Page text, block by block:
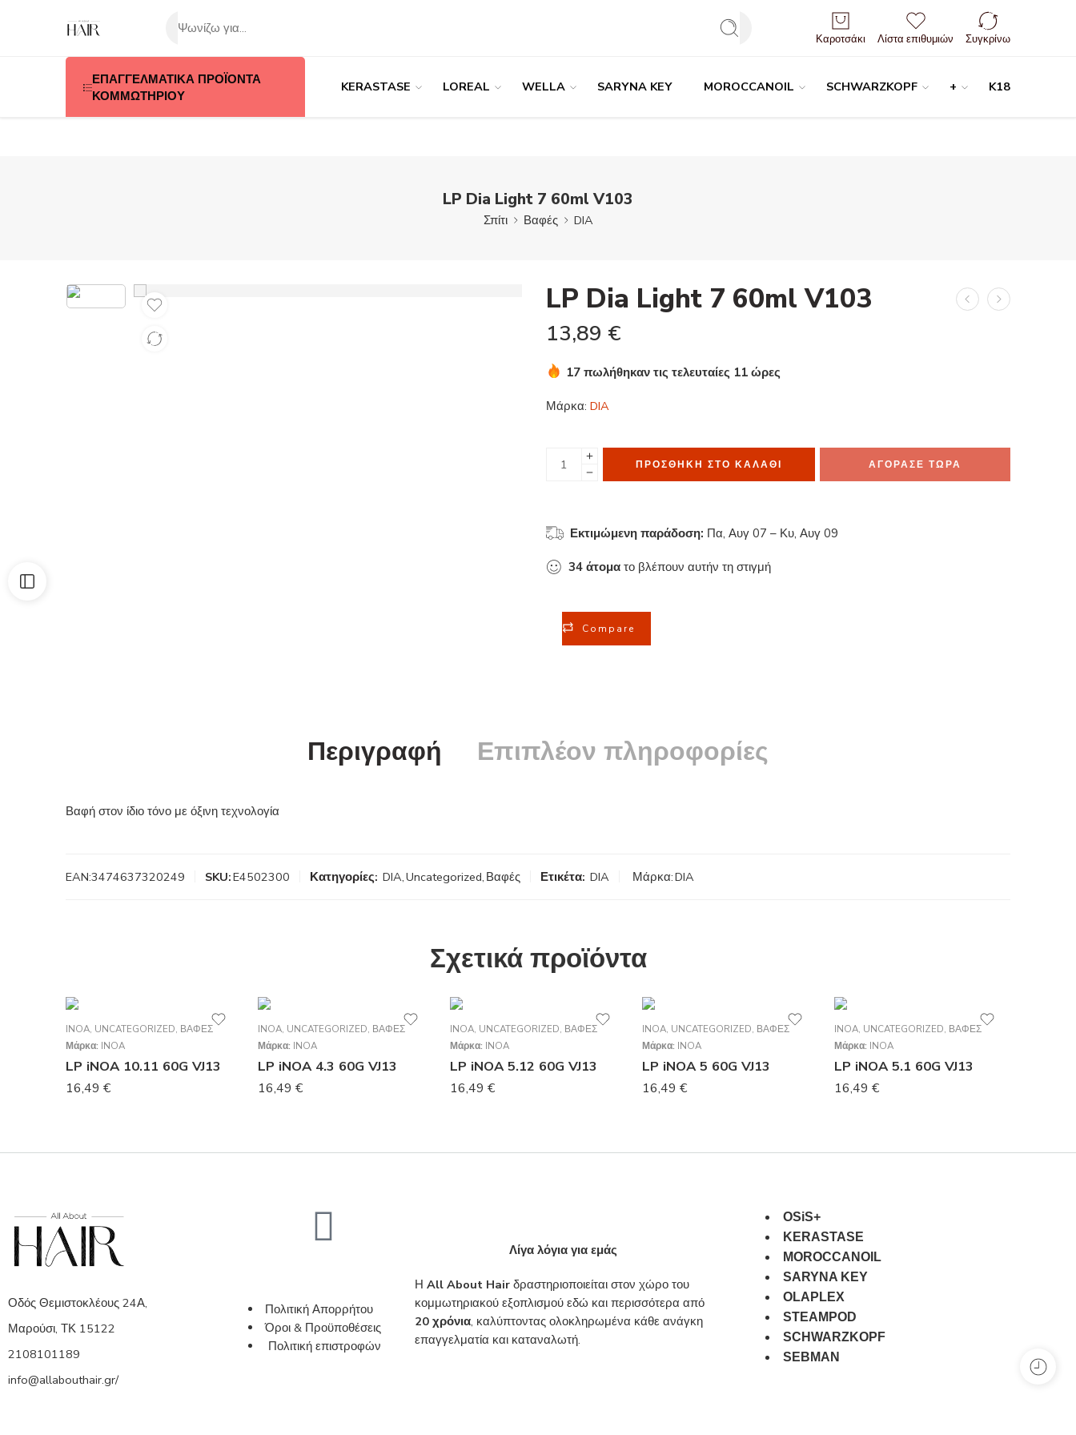
Είσοδος / Εγγραφή
Καροτσάκι Λίστα επιθυμιών Συγκρίνω
ΕΠΑΓΓΕΛΜΑΤΙΚΑ ΠΡΟΪΟΝΤΑ
ΚΟΜΜΩΤΗΡΙΟΥ
KERASTASE LOREAL WELLA SARYNA KEY MOROCCANOIL SCHWARZKOPF + K18
LP Dia Light 7 60ml V103
Σπίτι Βαφές DIA
LP Dia Light 7 60ml V103
13,89 €
17 πωλήθηκαν τις τελευταίες 11 ώρες
Μάρκα: DIA
ΠΡΟΣΘΉΚΗ ΣΤΟ ΚΑΛΆΘΙ ΑΓΟΡΑΣΕ ΤΩΡΑ
Εκτιμώμενη παράδοση: Πα, Αυγ 07 – Κυ, Αυγ 09
34 άτομα το βλέπουν αυτήν τη στιγμή
Compare
Περιγραφή Επιπλέον πληροφορίες
Βαφή στον ίδιο τόνο με όξινη τεχνολογία
EAN:3474637320249 SKU:E4502300 Κατηγορίες: DIA,Uncategorized, Βαφές Ετικέτα: DIA Μάρκα:DIA
Σχετικά προϊόντα
INOA, UNCATEGORIZED, ΒΑΦΈΣ
Μάρκα: INOA
LP iNOA 10.11 60G VJ13
16,49 €
INOA, UNCATEGORIZED, ΒΑΦΈΣ
Μάρκα: INOA
LP iNOA 4.3 60G VJ13
16,49 €
INOA, UNCATEGORIZED, ΒΑΦΈΣ
Μάρκα: INOA
LP iNOA 5.12 60G VJ13
16,49 €
INOA, UNCATEGORIZED, ΒΑΦΈΣ
Μάρκα: INOA
LP iNOA 5 60G VJ13
16,49 €
INOA, UNCATEGORIZED, ΒΑΦΈΣ
Μάρκα: INOA
LP iNOA 5.1 60G VJ13
16,49 €
Οδός Θεμιστοκλέους 24Α,
Μαρούσι, ΤΚ 15122
2108101189
info@allabouthair.gr/
Πολιτική Απορρήτου
Όροι & Προϋποθέσεις
Πολιτική επιστροφών
Λίγα λόγια για εμάς
Η All About Hairδραστηριοποιείται στον χώρο του
κομμωτηριακού εξοπλισμού εδώ και περισσότερα από
20 χρόνια, καλύπτοντας ολοκληρωμένα κάθε ανάγκη
επαγγελματία και καταναλωτή.
OSiS+
KERASTASE
MOROCCANOIL
SARYNA KEY
OLAPLEX
STEAMPOD
SCHWARZKOPF
SEBMAN